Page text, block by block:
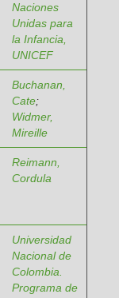
Naciones
Unidas para
la Infancia,
UNICEF
Buchanan,
Cate;
Widmer,
Mireille
Reimann,
Cordula
Universidad
Nacional de
Colombia.
Programa de